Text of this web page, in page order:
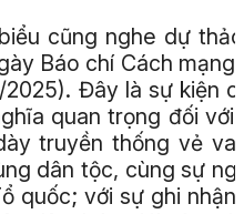
cũng nghe dự
Báo chí Cách mạng
2025). Đây là sự kiện
quan trọng đối với
truyền thống vẻ
dân tộc, cùng sự
quốc; với sự ghi nhận